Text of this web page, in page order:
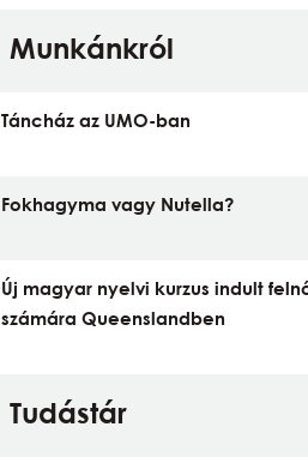
Munkánkról
Táncház az UMO-ban
Fokhagyma vagy Nutella?
Új magyar nyelvi kurzus indult
számára Queenslandben
Tudástár